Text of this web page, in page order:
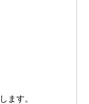
ます。